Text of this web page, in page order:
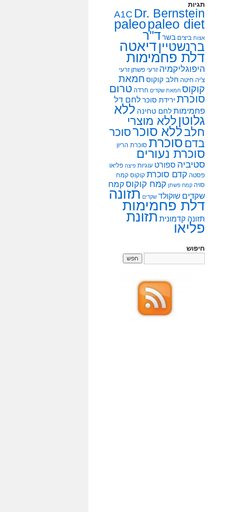
תגיות
A1C Dr. Bernstein
paleopaleo diet
אצות ביצים בשרד"ר
ברנשטיין דיאטה
דלת פחמימות
היפוגליקמיה זרעי פשתן זרעי
צ'יה חיטה חלב קוקוס חמאת
קוקוס חמאת שקדים חרדה טרום
סוכרת ירידת סוכרלחם דל
פחמימותלחם טחינה ללא
גלוטן ללא מוצרי
חלבללא סוכרסוכר
בדם סוכרת סוכרת הריון
סוכרת נעורים
סטיביה ספורט עוגיות פיצה פליאו
פסטה קדם סוכרת קוקוס קמח
סויה קמח פשתן קמח קוקוס קמח
שקדים שוקולד שקדים תזונה
דלת פחמימות
תזונה קדמונית תזונת
פליאו
חיפוש